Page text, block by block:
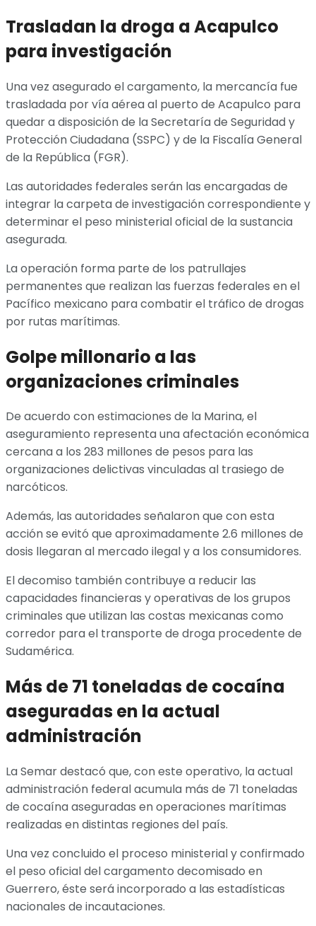
Trasladan la droga a Acapulco
para investigación
Una vez asegurado el cargamento, la mercancía fue
trasladada por vía aérea al puerto de Acapulco para
quedar a disposición de la Secretaría de Seguridad y
Protección Ciudadana (SSPC) y de la Fiscalía General
de la República (FGR).
Las autoridades federales serán las encargadas de
integrar la carpeta de investigación correspondiente y
determinar el peso ministerial oficial de la sustancia
asegurada.
La operación forma parte de los patrullajes
permanentes que realizan las fuerzas federales en el
Pacífico mexicano para combatir el tráfico de drogas
por rutas marítimas.
Golpe millonario a las
organizaciones criminales
De acuerdo con estimaciones de la Marina, el
aseguramiento representa una afectación económica
cercana a los 283 millones de pesos para las
organizaciones delictivas vinculadas al trasiego de
narcóticos.
Además, las autoridades señalaron que con esta
acción se evitó que aproximadamente 2.6 millones de
dosis llegaran al mercado ilegal y a los consumidores.
El decomiso también contribuye a reducir las
capacidades financieras y operativas de los grupos
criminales que utilizan las costas mexicanas como
corredor para el transporte de droga procedente de
Sudamérica.
Más de 71 toneladas de cocaína
aseguradas en la actual
administración
La Semar destacó que, con este operativo, la actual
administración federal acumula más de 71 toneladas
de cocaína aseguradas en operaciones marítimas
realizadas en distintas regiones del país.
Una vez concluido el proceso ministerial y confirmado
el peso oficial del cargamento decomisado en
Guerrero, éste será incorporado a las estadísticas
nacionales de incautaciones.